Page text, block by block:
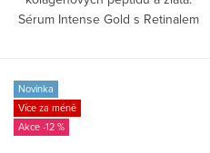
Sérum Intense Gold s Retinalem
intenzivně vyživuje, zpevňuje a...
Novinka
Více za méně
-12 %